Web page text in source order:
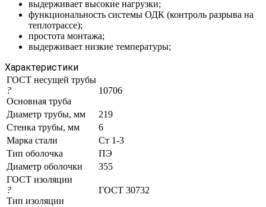
выдерживает высокие нагрузки;
функциональность системы ОДК (контроль разрыва на
теплотрассе);
простота монтажа;
выдерживает низкие температуры;
Характеристики
ГОСТ несущей трубы
?
Основная труба
10706
Диаметр трубы, мм
219
Стенка трубы, мм
6
Марка стали
Ст 1-3
Тип оболочка
ПЭ
Диаметр оболочки
355
ГОСТ изоляции
?
Тип изоляции
ГОСТ 30732